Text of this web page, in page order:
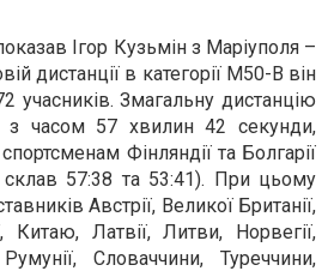
Ігор Кузьмін з Маріуполя –
дистанції в категорії M50-B він
учасників. Змагальну дистанцію
часом 57 хвилин 42 секунди,
Фінляндії та Болгарії
склав 57:38 та 53:41). При цьому
Австрії, Великої Британії,
Китаю, Латвії, Литви, Норвегії,
Словаччини, Туреччини,